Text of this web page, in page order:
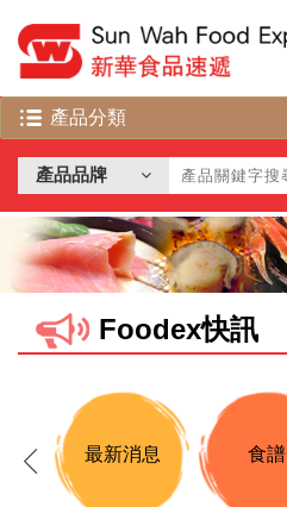
Foodex快訊
最新消息 食譜